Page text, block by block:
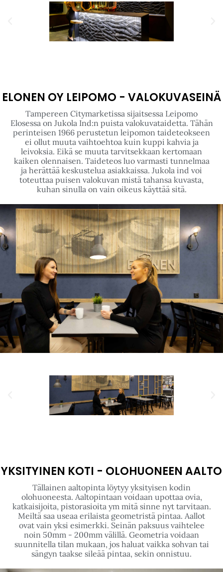
ELONEN OY LEIPOMO - VALOKUVASEINÄ
Tampereen Citymarketissa sijaitsessa Leipomo
Elosessa on Jukola Ind:n puista valokuvataidetta. Tähän
perinteisen 1966 perustetun leipomon taideteokseen
ei ollut muuta vaihtoehtoa kuin kuppi kahvia ja
leivoksia. Eikä se muuta tarvitsekkaan kertomaan
kaiken olennaisen. Taideteos luo varmasti tunnelmaa
ja herättää keskustelua asiakkaissa. Jukola ind voi
toteuttaa puisen valokuvan mistä tahansa kuvasta,
kuhan sinulla on vain oikeus käyttää sitä.
YKSITYINEN KOTI - OLOHUONEEN AALTO
Tällainen aaltopinta löytyy yksityisen kodin
olohuoneesta. Aaltopintaan voidaan upottaa ovia,
katkaisijoita, pistorasioita ym mitä sinne nyt tarvitaan.
Meiltä saa useaa erilaista geometristä pintaa. Aallot
ovat vain yksi esimerkki. Seinän paksuus vaihtelee
noin 50mm - 200mm välillä. Geometria voidaan
suunnitella tilan mukaan, jos haluat vaikka sohvan tai
sängyn taakse sileää pintaa, sekin onnistuu.